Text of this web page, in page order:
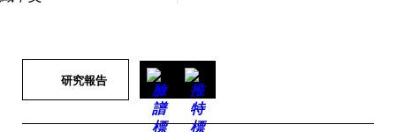
研究報告